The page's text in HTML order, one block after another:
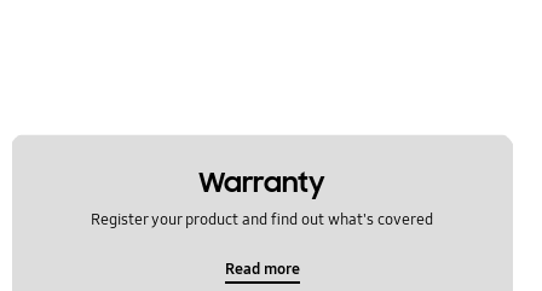
Warranty
Register your product and find out what's covered
Read more